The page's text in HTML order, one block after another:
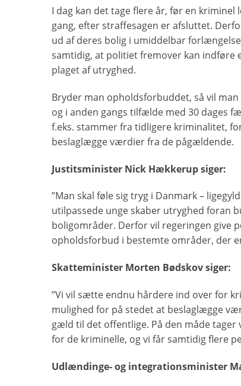
I dag kan det tage flere år, før en kriminel
gang, efter straffesagen er afsluttet.
ud af deres bolig i umiddelbar
samtidig, at politiet fremover kan
plaget af utryghed.
Bryder man opholdsforbuddet, så vil
og i anden gangs tilfælde med 30 dages
f.eks. stammer fra tidligere kriminalitet,
beslaglægge værdier fra de pågældende.
Justitsminister Nick Hækkerup siger:
”Man skal føle sig tryg i Danmark –
utilpassede unge skaber utryghed foran
boligområder. Derfor vil regeringen give
opholdsforbud i bestemte områder, der
Skatteminister Morten Bødskov siger:
”Vi vil sætte endnu hårdere ind over for
mulighed for på stedet at beslaglægge
gæld til det offentlige. På den måde
for de kriminelle, og vi får samtidig flere
Udlændinge- og integrationsminister